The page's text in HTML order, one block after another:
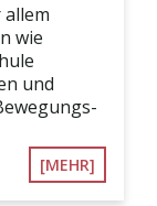
wie
und
[MEHR]